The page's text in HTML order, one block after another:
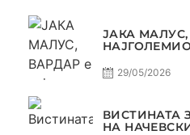
ЈАКА
29/05/2026
ВИСТИНАТА
НА